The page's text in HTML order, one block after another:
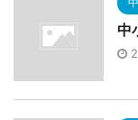
中